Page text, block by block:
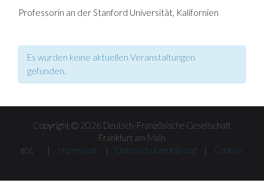
Professorin an der Stanford Universität, Kalifornien
Es wurden keine aktuellen Veranstaltungen
gefunden.
Copyright © 2026 Deutsch-Französische Gesellschaft
Frankfurt am Main
e.V. |
Impressum | Datenschutzerklärung | Cookies